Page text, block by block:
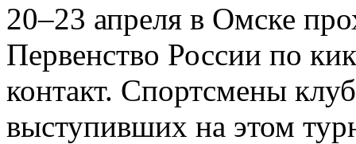
20–23 апреля в Омске
Первенство России по
контакт. Спортсмены
выступивших на этом